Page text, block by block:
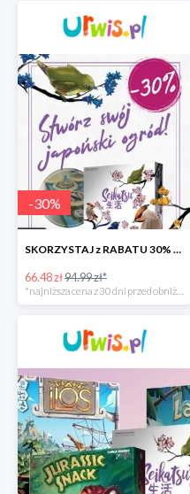
-30%
SKORZYSTAJ z RABATU 30% Gra Seikatsu
66.48 zł94.99 zł*